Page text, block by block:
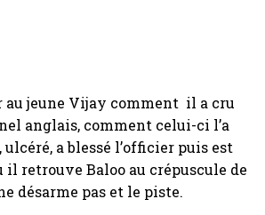
jeune Vijay comment il a cru
anglais, comment celui-ci l’a
a blessé l’officier puis est
il retrouve Baloo au crépuscule de
désarme pas et le piste.